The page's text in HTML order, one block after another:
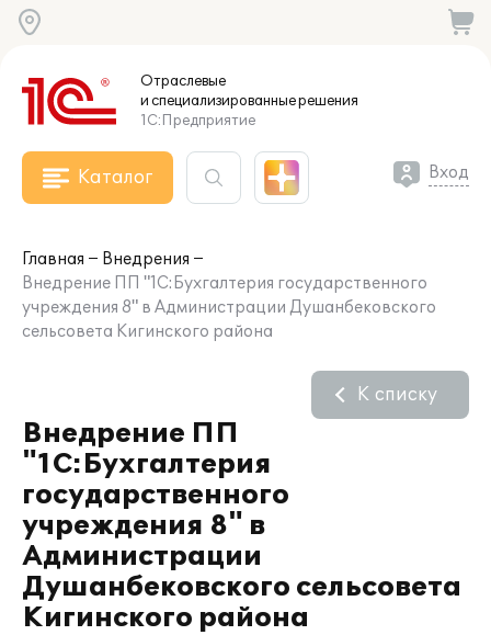
Отраслевые
и специализированныерешения
1С:Предприятие
Каталог Вход
Главная
Внедрения
Внедрение ПП "1С:Бухгалтерия государственного
учреждения 8" в Администрации Душанбековского
сельсовета Кигинского района
Внедрение ПП
"1С:Бухгалтерия
государственного
учреждения 8" в
Администрации
Душанбековского сельсовета
Кигинского района
К списку